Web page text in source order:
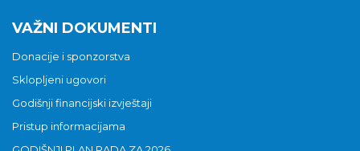
VAŽNI DOKUMENTI
Donacije i sponzorstva
Sklopljeni ugovori
Godišnji financijski izvještaji
Pristup informacijama